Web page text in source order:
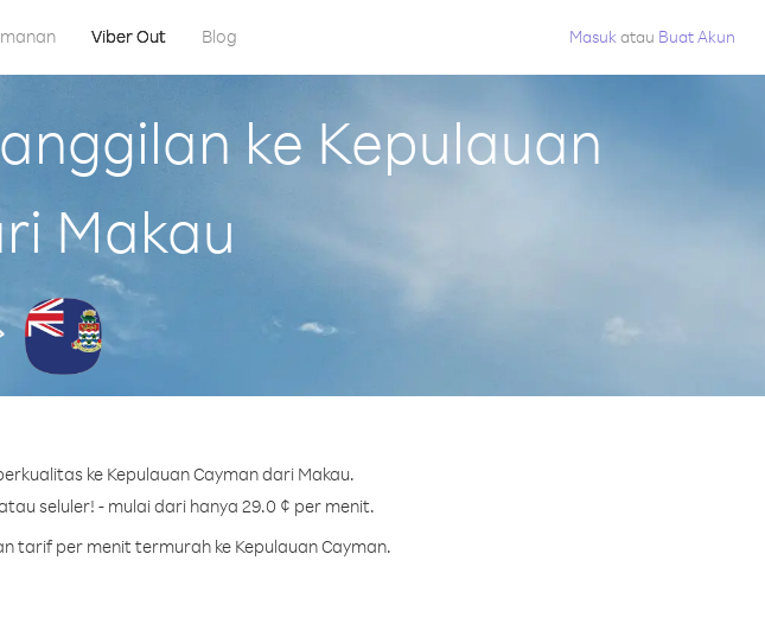
Viber Out Blog Masuk atau Buat Akun
ke Kepulauan
Makau
ke Kepulauan Cayman dari Makau.
seluler! - mulai dari hanya 29.0 ¢ per menit.
tarif per menit termurah ke Kepulauan Cayman.